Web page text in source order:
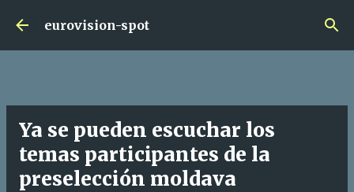
Ir al contenido principal
eurovision-spot
Ya se pueden escuchar los
temas participantes de la
preselección moldava